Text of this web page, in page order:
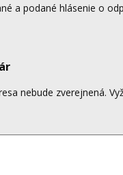
a podané hlásenie o
nebude zverejnená.